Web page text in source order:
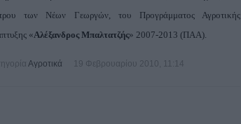
των Νέων Γεωργών, του Προγράμματος Αγροτικής
«Αλέξανδρος Μπαλτατζής» 2007-2013 (ΠΑΑ).
Αγροτικά 19 Φεβρουαρίου 2010, 11:14